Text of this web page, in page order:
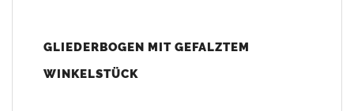
Gliederbogenwird mit einem gefalztem Standard-
Winkelstück geliefert. Auf Wunsch kann das Winkelstück auch
GLIEDERBOGEN MIT GEFALZTEM
WINKELSTÜCK